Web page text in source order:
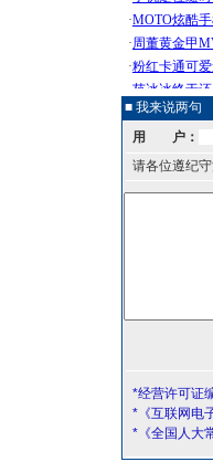
■ 我来说两句
用 户：
请各位遵纪守
*经营许可证
*《互联网电
*《全国人大